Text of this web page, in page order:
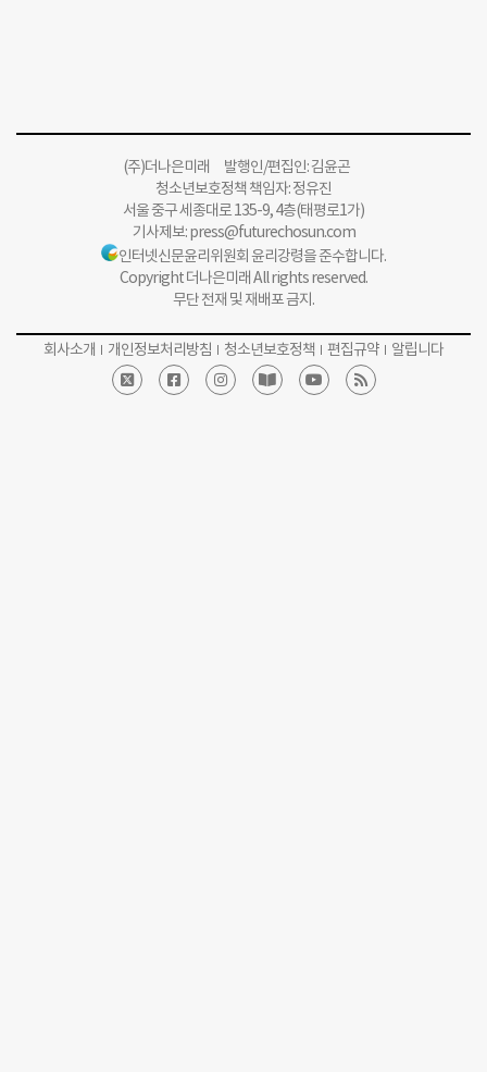
(주)더나은미래 발행인/편집인: 김윤곤
청소년보호정책 책임자: 정유진
서울 중구 세종대로 135-9, 4층(태평로1가)
기사제보:press@futurechosun.com
인터넷신문윤리위원회 윤리강령을 준수합니다.
Copyright 더나은미래 All rights reserved.
무단 전재 및 재배포 금지.
회사소개 개인정보처리방침 청소년보호정책 편집규약 알립니다